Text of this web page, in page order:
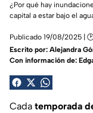
¿Por qué hay
capital a estar bajo el
Publicado 19/08/2025 |
Escrito por: Alejandra
Con información de:
Cada temporada